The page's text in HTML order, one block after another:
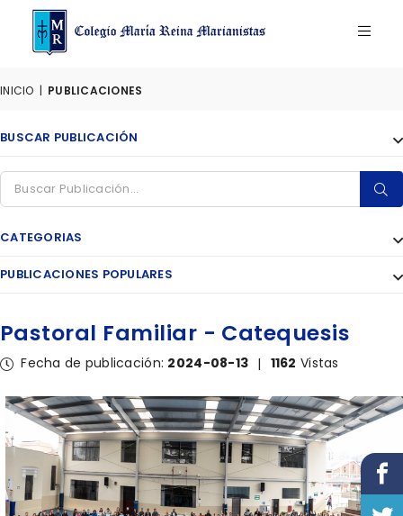
INICIO | PUBLICACIONES
BUSCAR PUBLICACIÓN
CATEGORIAS
PUBLICACIONES POPULARES
Pastoral Familiar - Catequesis
Fecha de publicación: 2024-08-13 1162 Vistas